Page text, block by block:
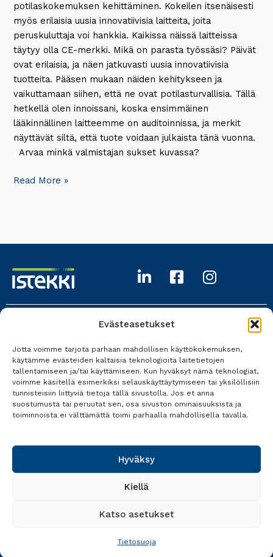
Evästeasetukset
Jotta voimme tarjota parhaan mahdollisen käyttökokemuksen,
käytämme evästeiden kaltaisia teknologioita laitetietojen
tallentamiseen ja/tai käyttämiseen. Kun hyväksyt nämä teknologiat,
voimme käsitellä esimerkiksi selauskäyttäytymiseen tai yksilöllisiin
tunnisteisiin liittyviä tietoja tällä sivustolla. Jos et anna
suostumusta tai peruutat sen, osa sivuston ominaisuuksista ja
toiminnoista ei välttämättä toimi parhaalla mahdollisella tavalla.
Hyväksy
Kiellä
Katso asetukset
Tietosuoja
potilaskokemuksen kehittäminen. Kokeilen itsenäisesti
myös erilaisia uusia innovatiivisia laitteita, joita
peruskuluttaja voi hankkia. Kaikissa näissä laitteissa
täytyy olla CE-merkki. Mikä on parasta työssäsi? Päivät
ovat erilaisia, ja näen jatkuvasti uusia innovatiivisia
tuotteita. Pääsen mukaan näiden kehitykseen ja
vaikuttamaan siihen, että ne ovat potilasturvallisia. Tällä
hetkellä olen innoissani, koska ensimmäinen
lääkinnällinen laitteemme on auditoinnissa, ja merkit
näyttävät siltä, että tuote voidaan julkaista tänä vuonna.
Arvaa minkä valmistajan sukset kuvassa?
Read More »
017 618 0700
Kaikki yhteystiedot